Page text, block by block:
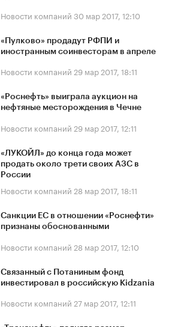
Новости компаний 30 мар 2017, 12:10
«Пулково» продадут РФПИ и
иностранным соинвесторам в апреле
Новости компаний 29 мар 2017, 18:11
«Роснефть» выиграла аукцион на
нефтяные месторождения в Чечне
Новости компаний 29 мар 2017, 12:11
«ЛУКОЙЛ» до конца года может
продать около трети своих АЗС в
России
Новости компаний 28 мар 2017, 18:11
Санкции ЕС в отношении «Роснефти»
признаны обоснованными
Новости компаний 28 мар 2017, 12:10
Связанный с Потаниным фонд
инвестировал в российскую Kidzania
Новости компаний 27 мар 2017, 12:11